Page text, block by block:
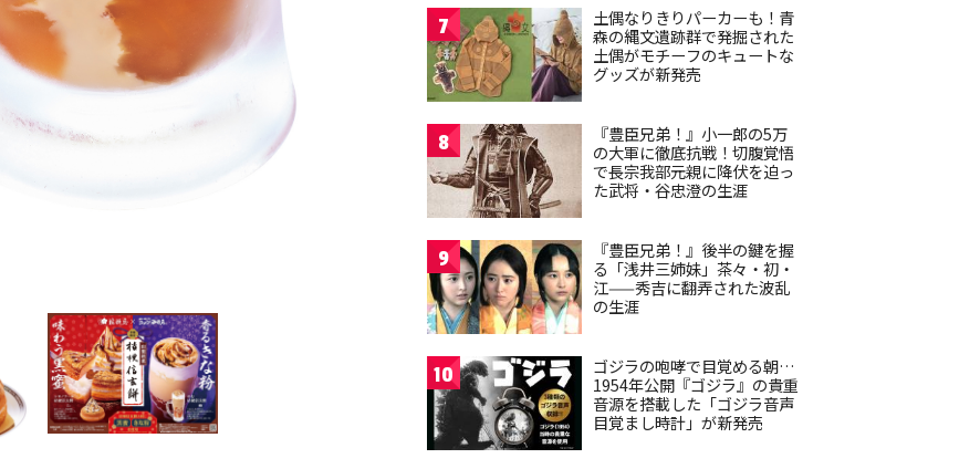
7
土偶なりきりパーカーも！青
森の縄文遺跡群で発掘された
土偶がモチーフのキュートな
グッズが新発売
8
『豊臣兄弟！』小一郎の5万
の大軍に徹底抗戦！切腹覚悟
で長宗我部元親に降伏を迫っ
た武将・谷忠澄の生涯
9
『豊臣兄弟！』後半の鍵を握
る「浅井三姉妹」茶々・初・
江——秀吉に翻弄された波乱
の生涯
10
ゴジラの咆哮で目覚める朝…
1954年公開『ゴジラ』の貴重
音源を搭載した「ゴジラ音声
目覚まし時計」が新発売